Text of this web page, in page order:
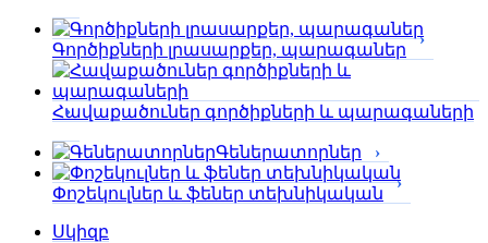
Գործիքների լրասարքեր, պարագաներ
Հավաքածուներ գործիքների և պարագաների
Գեներատորներ
Փոշեկուլներ և ֆեներ տեխնիկական
Սկիզբ